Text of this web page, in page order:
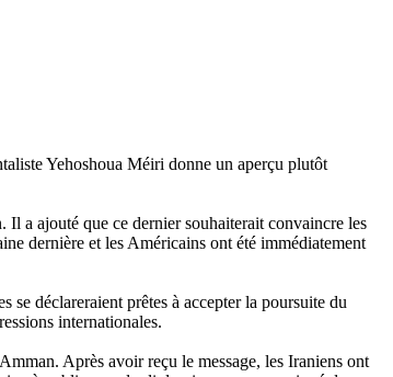
Yehoshoua Méiri donne un aperçu plutôt
Il a ajouté que ce dernier souhaiterait convaincre les
dernière et les Américains ont été immédiatement
se déclareraient prêtes à accepter la poursuite du
internationales.
Après avoir reçu le message, les Iraniens ont